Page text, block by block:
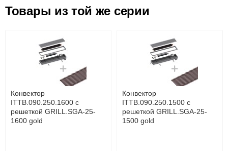
Оставьте отзыв
Доставка сантехники по Москве и Московской области
Наличный расчёт
Банковской картой на сайте в режиме реального
времени
Банковской картой при получении товара как при
доставке, так и самовывозом
Интернет-деньгами (Yandex-деньги, Web-money,
Qiwi-кошельки и другие).
Безналичный расчёт (возможно и с НДС)
подробнее...
Товары из той же серии
Конвектор
ITTB.090.250.1600 с
решеткой GRILL.SGA-25-
1600 gold
Конвектор
ITTB.090.250.1500 с
решеткой GRILL.SGA-25-
1500 gold